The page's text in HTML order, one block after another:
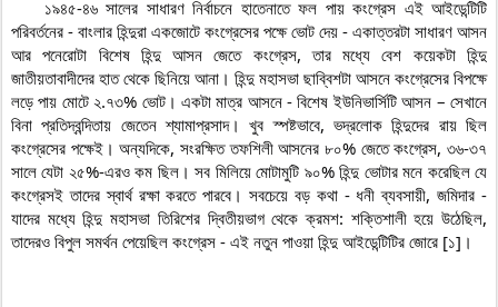
পরিবর্তনের - বাংলার হিন্দুরা একজোটে কংগ্রেসের পক্ষে ভোট দেয় - একাত্তরটা সাধারণ আসন
আর পনেরোটা বিশেষ হিন্দু আসন জেতে কংগ্রেস, তার মধ্যে বেশ কয়েকটা হিন্দু
জাতীয়তাবাদীদের হাত থেকে ছিনিয়ে আনা। হিন্দু মহাসভা ছাব্বিশটা আসনে কংগ্রেসের বিপক্ষে
লড়ে পায় মোটে ২.৭৩% ভোট। একটা মাত্র আসনে - বিশেষ ইউনিভার্সিটি আসন – সেখানে
বিনা প্রতিদ্বন্দিতায় জেতেন শ্যামাপ্রসাদ। খুব স্পষ্টভাবে, ভদ্রলোক হিন্দুদের রায় ছিল
কংগ্রেসের পক্ষেই। অন্যদিকে, সংরক্ষিত তফশিলী আসনের ৮০% জেতে কংগ্রেস, ৩৬-৩৭
সালে যেটা ২৫%-এরও কম ছিল। সব মিলিয়ে মোটামুটি ৯০% হিন্দু ভোটার মনে করেছিল যে
কংগ্রেসই তাদের স্বার্থ রক্ষা করতে পারবে। সবচেয়ে বড় কথা - ধনী ব্যবসায়ী, জমিদার -
যাদের মধ্যে হিন্দু মহাসভা তিরিশের দ্বিতীয়ভাগ থেকে ক্রমশ: শক্তিশালী হয়ে উঠেছিল,
তাদেরও বিপুল সমর্থন পেয়েছিল কংগ্রেস - এই নতুন পাওয়া হিন্দু আইডেন্টিটির জোরে [১]।